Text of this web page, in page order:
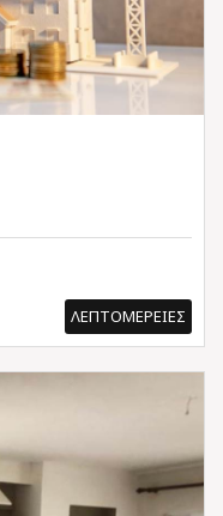
ΛΕΠΤΟΜΕΡΕΙΕΣ